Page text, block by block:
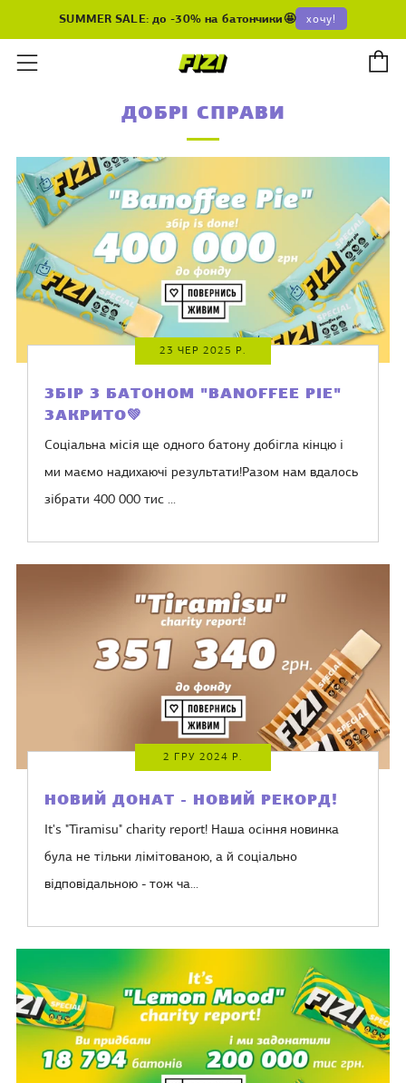
SUMMER SALE: до -30% на батончики🤩 хочу!
Меню
ДОБРІ СПРАВИ
23 ЧЕР 2025 Р.
ЗБІР З БАТОНОМ "BANOFFEE PIE"
ЗАКРИТО💚
Соціальна місія ще одного батону добігла кінцю і
ми маємо надихаючі результати!Разом нам вдалось
зібрати 400 000 тис ...
2 ГРУ 2024 Р.
НОВИЙ ДОНАТ - НОВИЙ РЕКОРД!
It's "Tiramisu" charity report! Наша осіння новинка
була не тільки лімітованою, а й соціально
відповідальною - тож ча...